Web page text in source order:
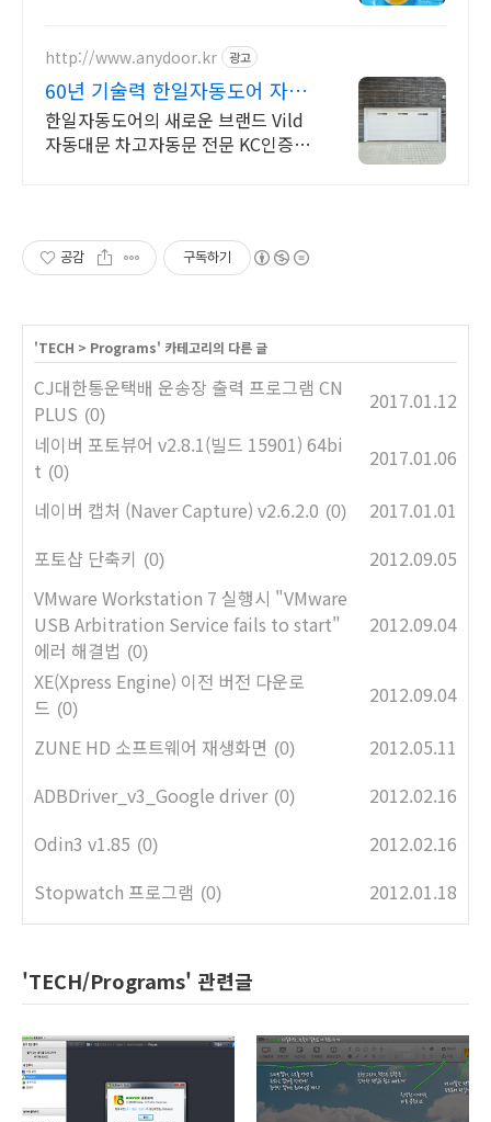
http://www.anydoor.kr 광고
60년 기술력 한일자동도어 자동
대문 차고자동문의 모든것
한일자동도어의 새로운 브랜드 Vild
자동대문 차고자동문 전문 KC인증 모
공감 구독하기
'TECH > Programs' 카테고리의 다른 글
CJ대한통운택배 운송장 출력 프로그램 CN
PLUS (0)
2017.01.12
네이버 포토뷰어 v2.8.1(빌드 15901) 64bi
t (0)
2017.01.06
네이버 캡처 (Naver Capture) v2.6.2.0 (0)
2017.01.01
포토샵 단축키 (0)
2012.09.05
VMware Workstation 7 실행시 "VMware
USB Arbitration Service fails to start"
에러 해결법 (0)
2012.09.04
XE(Xpress Engine) 이전 버전 다운로
드 (0)
2012.09.04
ZUNE HD 소프트웨어 재생화면 (0)
2012.05.11
ADBDriver_v3_Google driver (0)
2012.02.16
Odin3 v1.85 (0)
2012.02.16
Stopwatch 프로그램 (0) 2012.01.18
'TECH/Programs' 관련글